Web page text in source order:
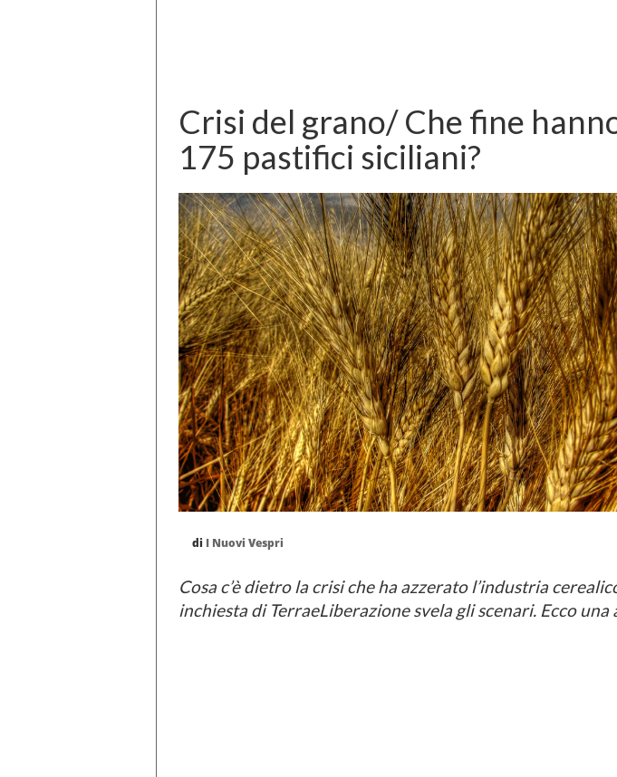
Crisi del grano/ Che fine
175 pastifici siciliani?
di I Nuovi Vespri
Cosa c’è dietro la crisi che ha azzerato l’industria
inchiesta di TerraeLiberazione svela gli scenari. Ecco